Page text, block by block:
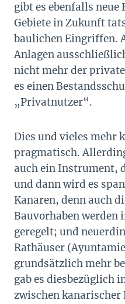
gibt es ebenfalls neue
Gebiete in Zukunft
baulichen Eingriffen.
Anlagen
nicht mehr der
es einen
„Privatnutzer“.
Dies und vieles mehr
pragmatisch.
auch ein Instrument,
und dann wird es
Kanaren, denn auch
Bauvorhaben werden
geregelt; und
Rathäuser
grundsätzlich mehr
gab es diesbezüglich
zwischen kanarischer